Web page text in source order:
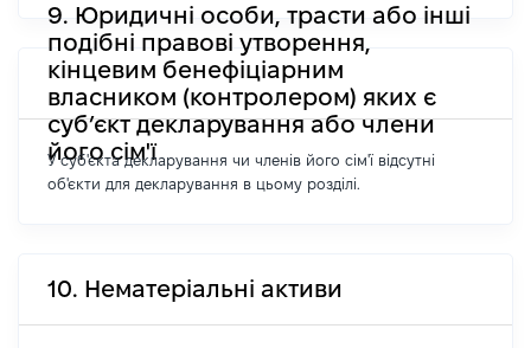
9. Юридичні особи, трасти або інші
подібні правові утворення,
кінцевим бенефіціарним
власником (контролером) яких є
суб’єкт декларування або члени
його сім'ї
У суб'єкта декларування чи членів його сім'ї відсутні
об'єкти для декларування в цьому розділі.
10. Нематеріальні активи